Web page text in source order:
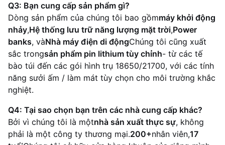
Q3: Bạn cung cấp sản phẩm gì?
Dòng sản phẩm của chúng tôi bao gồmmáy khởi động
nhảy,Hệ thống lưu trữ năng lượng mặt trời,Power
banks, vàNhà máy điện di độngChúng tôi cũng xuất
sắc trongsản phẩm pin lithium tùy chỉnh- từ các tế
bào túi đến các gói hình trụ 18650/21700, với các tính
năng sưởi ấm / làm mát tùy chọn cho môi trường khắc
nghiệt.
Q4: Tại sao chọn bạn trên các nhà cung cấp khác?
Bởi vì chúng tôi là mộtnhà sản xuất thực sự, không
phải là một công ty thương mại.200+nhân viên,17